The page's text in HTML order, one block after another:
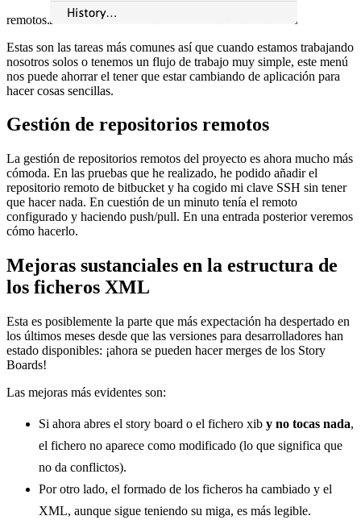
remotos.
Estas son las tareas más comunes así que cuando estamos trabajando
nosotros solos o tenemos un flujo de trabajo muy simple, este menú
nos puede ahorrar el tener que estar cambiando de aplicación para
hacer cosas sencillas.
Gestión de repositorios remotos
La gestión de repositorios remotos del proyecto es ahora mucho más
cómoda. En las pruebas que he realizado, he podido añadir el
repositorio remoto de bitbucket y ha cogido mi clave SSH sin tener
que hacer nada. En cuestión de un minuto tenía el remoto
configurado y haciendo push/pull. En una entrada posterior veremos
cómo hacerlo.
Mejoras sustanciales en la estructura de
los ficheros XML
Esta es posiblemente la parte que más expectación ha despertado en
los últimos meses desde que las versiones para desarrolladores han
estado disponibles: ¡ahora se pueden hacer merges de los Story
Boards!
Las mejoras más evidentes son:
Si ahora abres el story board o el fichero xib y no tocas nada,
el fichero no aparece como modificado (lo que significa que
no da conflictos).
Por otro lado, el formado de los ficheros ha cambiado y el
XML, aunque sigue teniendo su miga, es más legible.